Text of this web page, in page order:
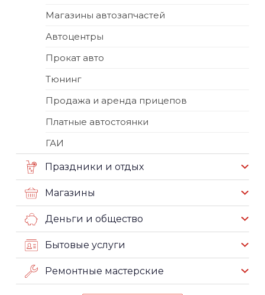
Магазины автозапчастей
Автоцентры
Прокат авто
Тюнинг
Продажа и аренда прицепов
Платные автостоянки
ГАИ
Праздники и отдых
Магазины
Деньги и общество
Бытовые услуги
Ремонтные мастерские